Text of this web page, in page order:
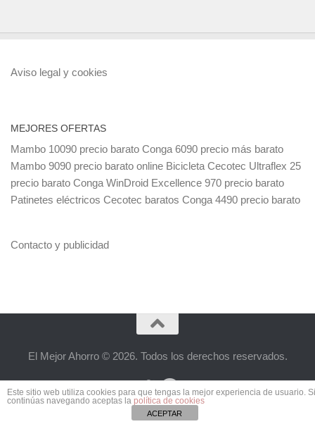
Aviso legal y cookies
MEJORES OFERTAS
Mambo 10090 precio barato Conga 6090 precio más barato
Mambo 9090 precio barato online Bicicleta Cecotec Ultraflex 25
precio barato Conga WinDroid Excellence 970 precio barato
Patinetes eléctricos Cecotec baratos Conga 4490 precio barato
Contacto y publicidad
El Mejor Ahorro © 2026. Todos los derechos reservados.
Este sitio web utiliza cookies para que tengas la mejor experiencia de usuario. Si
continúas navegando aceptas la política de cookies
ACEPTAR